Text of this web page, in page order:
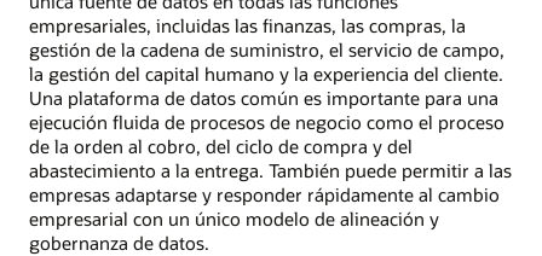
empresariales, incluidas las finanzas, las compras, la
gestión de la cadena de suministro, el servicio de campo,
la gestión del capital humano y la experiencia del cliente.
Una plataforma de datos común es importante para una
ejecución fluida de procesos de negocio como el proceso
de la orden al cobro, del ciclo de compra y del
abastecimiento a la entrega. También puede permitir a las
empresas adaptarse y responder rápidamente al cambio
empresarial con un único modelo de alineación y
gobernanza de datos.